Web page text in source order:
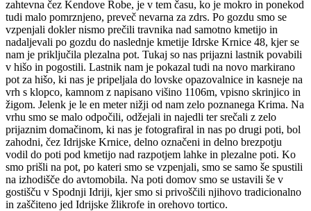
zahtevna čez Kendove Robe, je v tem času, ko je mokro in ponekod
tudi malo pomrznjeno, preveč nevarna za zdrs. Po gozdu smo se
vzpenjali dokler nismo prečili travnika nad samotno kmetijo in
nadaljevali po gozdu do naslednje kmetije Idrske Krnice 48, kjer se
nam je priključila plezalna pot. Tukaj so nas prijazni lastnik povabili
v hišo in pogostili. Lastnik nam je pokazal tudi na novo markirano
pot za hišo, ki nas je pripeljala do lovske opazovalnice in kasneje na
vrh s klopco, kamnom z napisano višino 1106m, vpisno skrinjico in
žigom. Jelenk je le en meter nižji od nam zelo poznanega Krima. Na
vrhu smo se malo odpočili, odžejali in najedli ter srečali z zelo
prijaznim domačinom, ki nas je fotografiral in nas po drugi poti, bol
zahodni, čez Idrijske Krnice, delno označeni in delno brezpotju
vodil do poti pod kmetijo nad razpotjem lahke in plezalne poti. Ko
smo prišli na pot, po kateri smo se vzpenjali, smo se samo še spustili
na izhodišče do avtomobila. Na poti domov smo se ustavili še v
gostišču v Spodnji Idriji, kjer smo si privoščili njihovo tradicionalno
in zaščiteno jed Idrijske žlikrofe in orehovo tortico.